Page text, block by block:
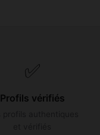
✅
Profils vérifiés